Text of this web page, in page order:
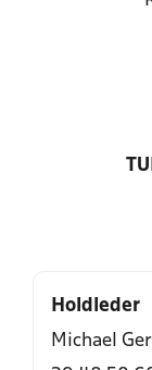
Holdleder
Michael